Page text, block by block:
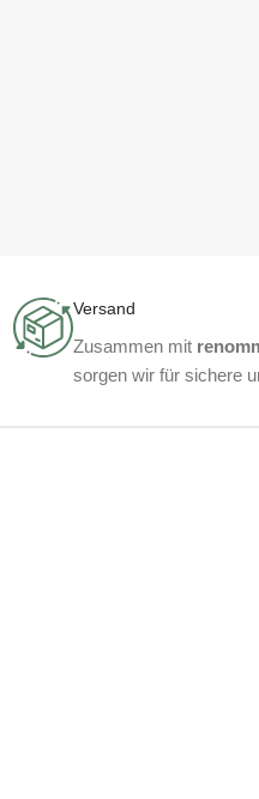
Versand
Zusammen mit
sorgen wir für sichere